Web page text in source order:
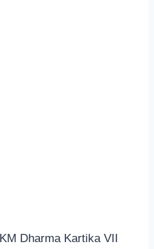
Dharma Kartika VII